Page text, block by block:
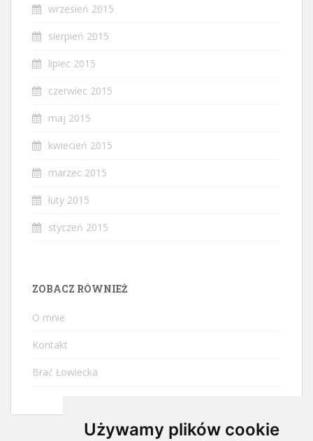
Używamy plików cookie
wrzesień 2015
sierpień 2015
lipiec 2015
czerwiec 2015
maj 2015
kwiecień 2015
marzec 2015
luty 2015
styczeń 2015
ZOBACZ RÓWNIEŻ
O mnie
Kontakt
Brać Łowiecka